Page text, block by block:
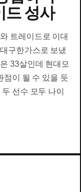
드 성사
트레이드로 이대
구한가스로 보냈
33살인데 현대모
점이 될 수 있을 듯
선수 모두 나이